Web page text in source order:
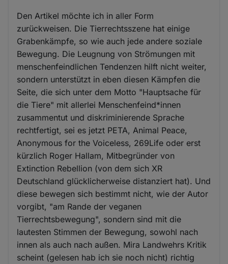
Den Artikel möchte ich in aller Form
zurückweisen. Die Tierrechtsszene hat einige
Grabenkämpfe, so wie auch jede andere soziale
Bewegung. Die Leugnung von Strömungen mit
menschenfeindlichen Tendenzen hilft nicht weiter,
sondern unterstützt in eben diesen Kämpfen die
Seite, die sich unter dem Motto "Hauptsache für
die Tiere" mit allerlei Menschenfeind*innen
zusammentut und diskriminierende Sprache
rechtfertigt, sei es jetzt PETA, Animal Peace,
Anonymous for the Voiceless, 269Life oder erst
kürzlich Roger Hallam, Mitbegründer von
Extinction Rebellion (von dem sich XR
Deutschland glücklicherweise distanziert hat). Und
diese bewegen sich bestimmt nicht, wie der Autor
vorgibt, "am Rande der veganen
Tierrechtsbewegung", sondern sind mit die
lautesten Stimmen der Bewegung, sowohl nach
innen als auch nach außen. Mira Landwehrs Kritik
scheint (gelesen hab ich sie noch nicht) richtig